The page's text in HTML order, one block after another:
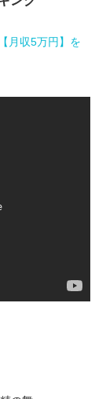
月収5万円】を